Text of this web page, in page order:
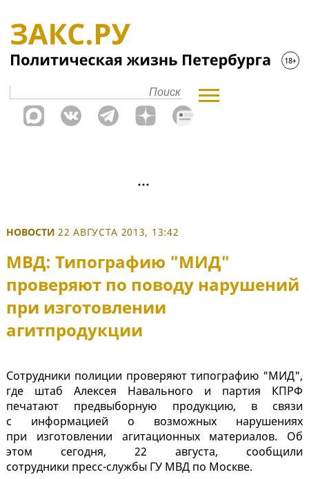
НОВОСТИ 22 АВГУСТА 2013, 13:42
МВД: Типографию "МИД"
проверяют по поводу нарушений
при изготовлении
агитпродукции
Сотрудники полиции проверяют типографию "МИД",
где штаб Алексея Навального и партия КПРФ
печатают предвыборную продукцию, в связи
с информацией о возможных нарушениях
при изготовлении агитационных материалов. Об
этом сегодня, 22 августа, сообщили
сотрудники пресс-службы ГУ МВД по Москве.